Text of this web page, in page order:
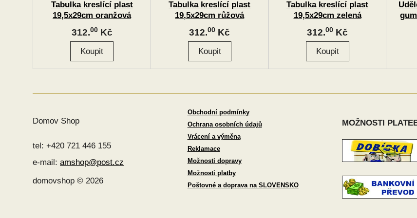
Tabulka kreslící plast
19,5x29cm oranžová
312.00Kč
Tabulka kreslící plast
19,5x29cm růžová
312.00 Kč
Tabulka kreslící plast
19,5x29cm zelená
312.00 Kč
Domov Shop
tel: +420 721 446 155
e-mail:amshop@post.cz
domovshop © 2026
Obchodní podmínky
Ochrana osobních údajů
Vrácení a výměna
Reklamace
Možnosti dopravy
Možnosti platby
Poštovné a doprava na SLOVENSKO
MOŽNOSTI